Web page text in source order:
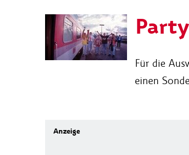
Für die
einen